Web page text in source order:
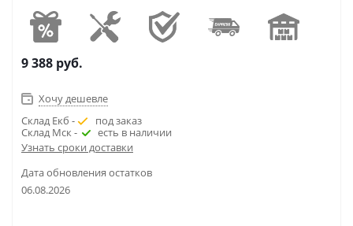
9 388 руб.
Хочу дешевле
Склад Екб -
под заказ
Склад Мск -
есть в наличии
Узнать сроки доставки
Дата обновления остатков
06.08.2026